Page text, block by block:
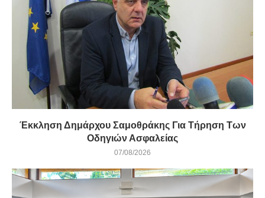
Έκκληση Δημάρχου Σαμοθράκης Για Τήρηση Των
Οδηγιών Ασφαλείας
07/08/2026